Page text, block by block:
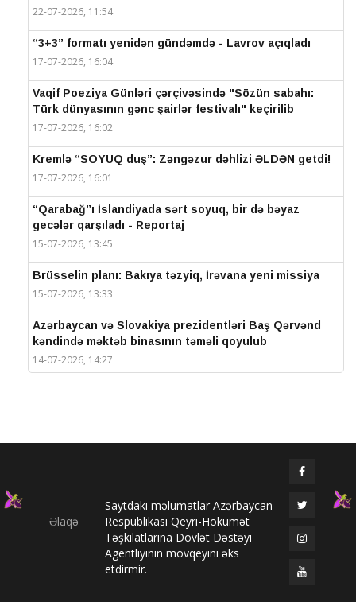
22-07-2026, 11:54
“3+3” formatı yenidən gündəmdə - Lavrov açıqladı
17-07-2026, 16:04
Vaqif Poeziya Günləri çərçivəsində "Sözün sabahı:
Türk dünyasının gənc şairlər festivalı" keçirilib
17-07-2026, 16:02
Kremlə “SOYUQ duş”: Zəngəzur dəhlizi ƏLDƏN getdi!
17-07-2026, 16:01
“Qarabağ”ı İslandiyada sərt soyuq, bir də bəyaz
gecələr qarşıladı - Reportaj
15-07-2026, 13:45
Brüsselin planı: Bakıya təzyiq, İrəvana yeni missiya
15-07-2026, 13:33
Azərbaycan və Slovakiya prezidentləri Baş Qərvənd
kəndində məktəb binasının təməli qoyulub
14-07-2026, 14:27
Prezidentlər Şuşada mətbuata bəyanatlarla çıxış
Elməddin Behbud: “IV Şuşa Qlobal Media Forumu
beynəlxalq media əməkdaşlığının nüfuzlu
platformasına çevrilib”
14-07-2026, 14:24
Əlaqə
Saytdakı məlumatlar Azərbaycan
Respublikası Qeyri-Hökumət
Təşkilatlarına Dövlət Dəstəyi
Agentliyinin mövqeyini əks
etdirmir.